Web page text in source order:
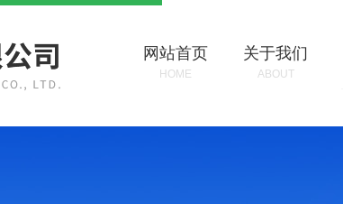
网站首页
HOME
关于我们
ABOUT